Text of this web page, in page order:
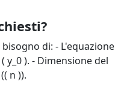
di: - L'equazione
y_0 ). - Dimensione del
n )).